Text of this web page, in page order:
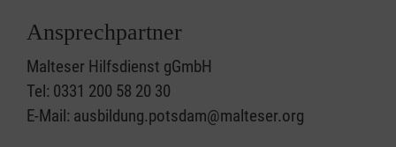
Ansprechpartner
Malteser Hilfsdienst gGmbH
Tel: 0331 200 58 20 30
E-Mail: ausbildung.potsdam@malteser.org